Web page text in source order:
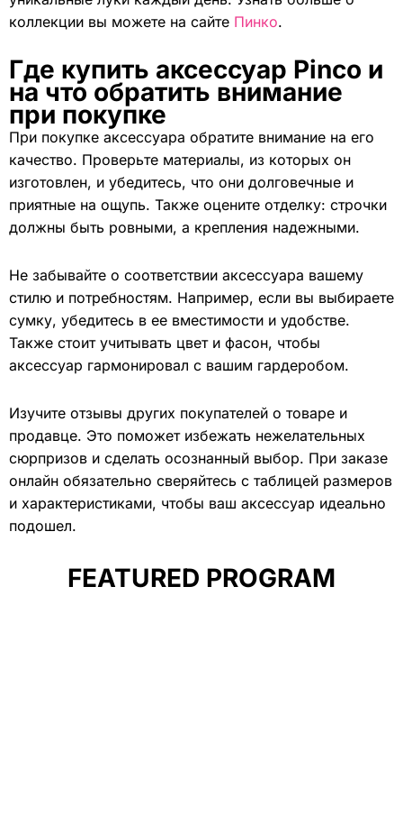
коллекции вы можете на сайте Пинко.
Где купить аксессуар Pinco и
на что обратить внимание
при покупке
При покупке аксессуара обратите внимание на его
качество. Проверьте материалы, из которых он
изготовлен, и убедитесь, что они долговечные и
приятные на ощупь. Также оцените отделку: строчки
должны быть ровными, а крепления надежными.
Не забывайте о соответствии аксессуара вашему
стилю и потребностям. Например, если вы выбираете
сумку, убедитесь в ее вместимости и удобстве.
Также стоит учитывать цвет и фасон, чтобы
аксессуар гармонировал с вашим гардеробом.
Изучите отзывы других покупателей о товаре и
продавце. Это поможет избежать нежелательных
сюрпризов и сделать осознанный выбор. При заказе
онлайн обязательно сверяйтесь с таблицей размеров
и характеристиками, чтобы ваш аксессуар идеально
подошел.
FEATURED PROGRAM